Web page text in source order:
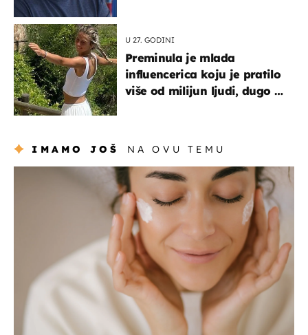
U 27. GODINI
Preminula je mlada
influencerica koju je pratilo
više od milijun ljudi, dugo se
IMAMO JOŠ NA OVU TEMU
moda & ljepota